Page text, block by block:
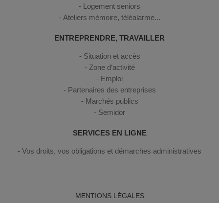
Logement seniors
Ateliers mémoire, téléalarme...
ENTREPRENDRE, TRAVAILLER
Situation et accès
Zone d’activité
Emploi
Partenaires des entreprises
Marchés publics
Semidor
SERVICES EN LIGNE
Vos droits, vos obligations et démarches administratives
MENTIONS LÉGALES